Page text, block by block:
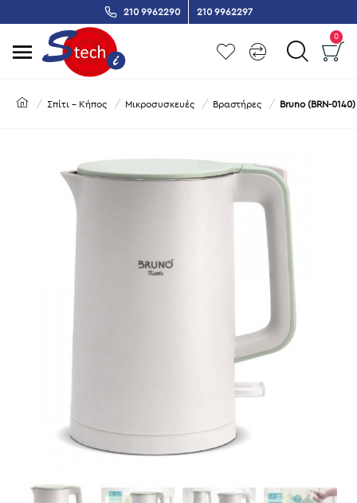
210 9962290 210 9962297
0
Σπίτι - Κήπος Μικροσυσκευές Βραστήρες Bruno (BRN-